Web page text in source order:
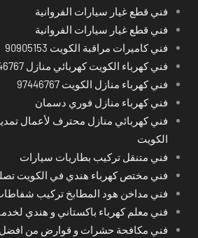
فني قطع غيار سيارات الفروانية
فني قطع غيار سيارات الفروانية
فني كاميرات مراقبة الكويت 90905153
فني كهرباء الكويت كهربائي منازل 97446767
فني كهرباء منازل الكويت 97446767
فني كهرباء منازل فوري دسمان
فني كهربائي منازل محترف لأعمال
الكويت
فني متنقل تركيب بطاريات سيارات
فني مختص كهرباء هندي في الكويت
فني مداخن هود المطابخ تركيب
فني معلم كهرباء باكستاني و هندي
فني مكافحة حشرات و قوارض من